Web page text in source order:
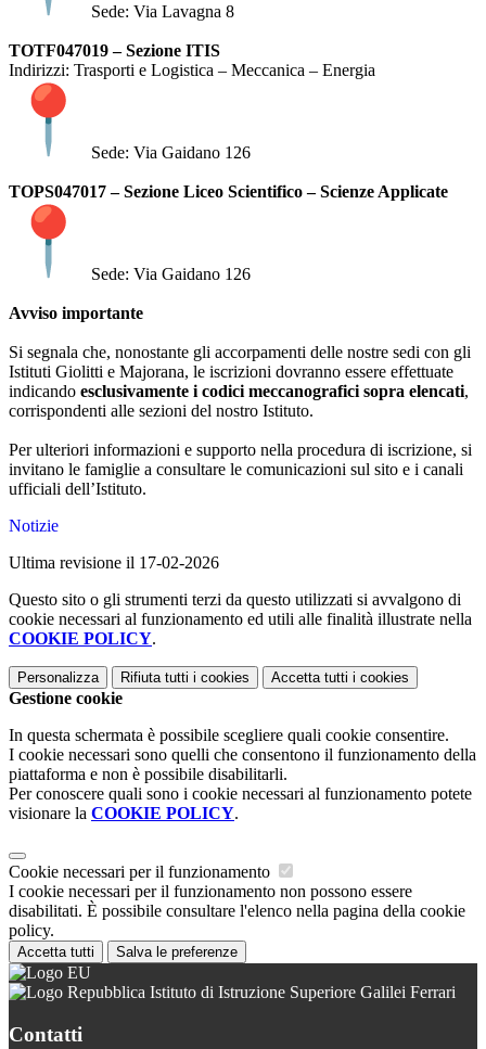
Sede: Via Lavagna 8
TOTF047019 – Sezione ITIS
Indirizzi: Trasporti e Logistica – Meccanica – Energia
Sede: Via Gaidano 126
TOPS047017 – Sezione Liceo Scientifico – Scienze Applicate
Sede: Via Gaidano 126
Avviso importante
Si segnala che, nonostante gli accorpamenti delle nostre sedi con gli
Istituti Giolitti e Majorana, le iscrizioni dovranno essere effettuate
indicando esclusivamente i codici meccanografici sopra elencati,
corrispondenti alle sezioni del nostro Istituto.
Per ulteriori informazioni e supporto nella procedura di iscrizione, si
invitano le famiglie a consultare le comunicazioni sul sito e i canali
ufficiali dell’Istituto.
Notizie
Ultima revisione il 17-02-2026
Questo sito o gli strumenti terzi da questo utilizzati si avvalgono di
cookie necessari al funzionamento ed utili alle finalità illustrate nella
COOKIE POLICY.
Personalizza Rifiuta tutti i cookies Accetta tutti i cookies
Gestione cookie
In questa schermata è possibile scegliere quali cookie consentire.
I cookie necessari sono quelli che consentono il funzionamento della
piattaforma e non è possibile disabilitarli.
Per conoscere quali sono i cookie necessari al funzionamento potete
visionare la COOKIE POLICY.
Cookie necessari per il funzionamento
I cookie necessari per il funzionamento non possono essere
disabilitati. È possibile consultare l'elenco nella pagina della cookie
policy.
Accetta tutti Salva le preferenze
Istituto di Istruzione Superiore Galilei Ferrari
Contatti